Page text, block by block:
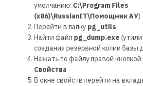
умолчанию: C:\Program Files
(x86)\RussianIT\Помощник АУ)
Перейти в папку pg_utils
Найти файл pg dump.exe
создания резервной копии базы
Нажать по файлу правой
Свойства
В окне свойств перейти на